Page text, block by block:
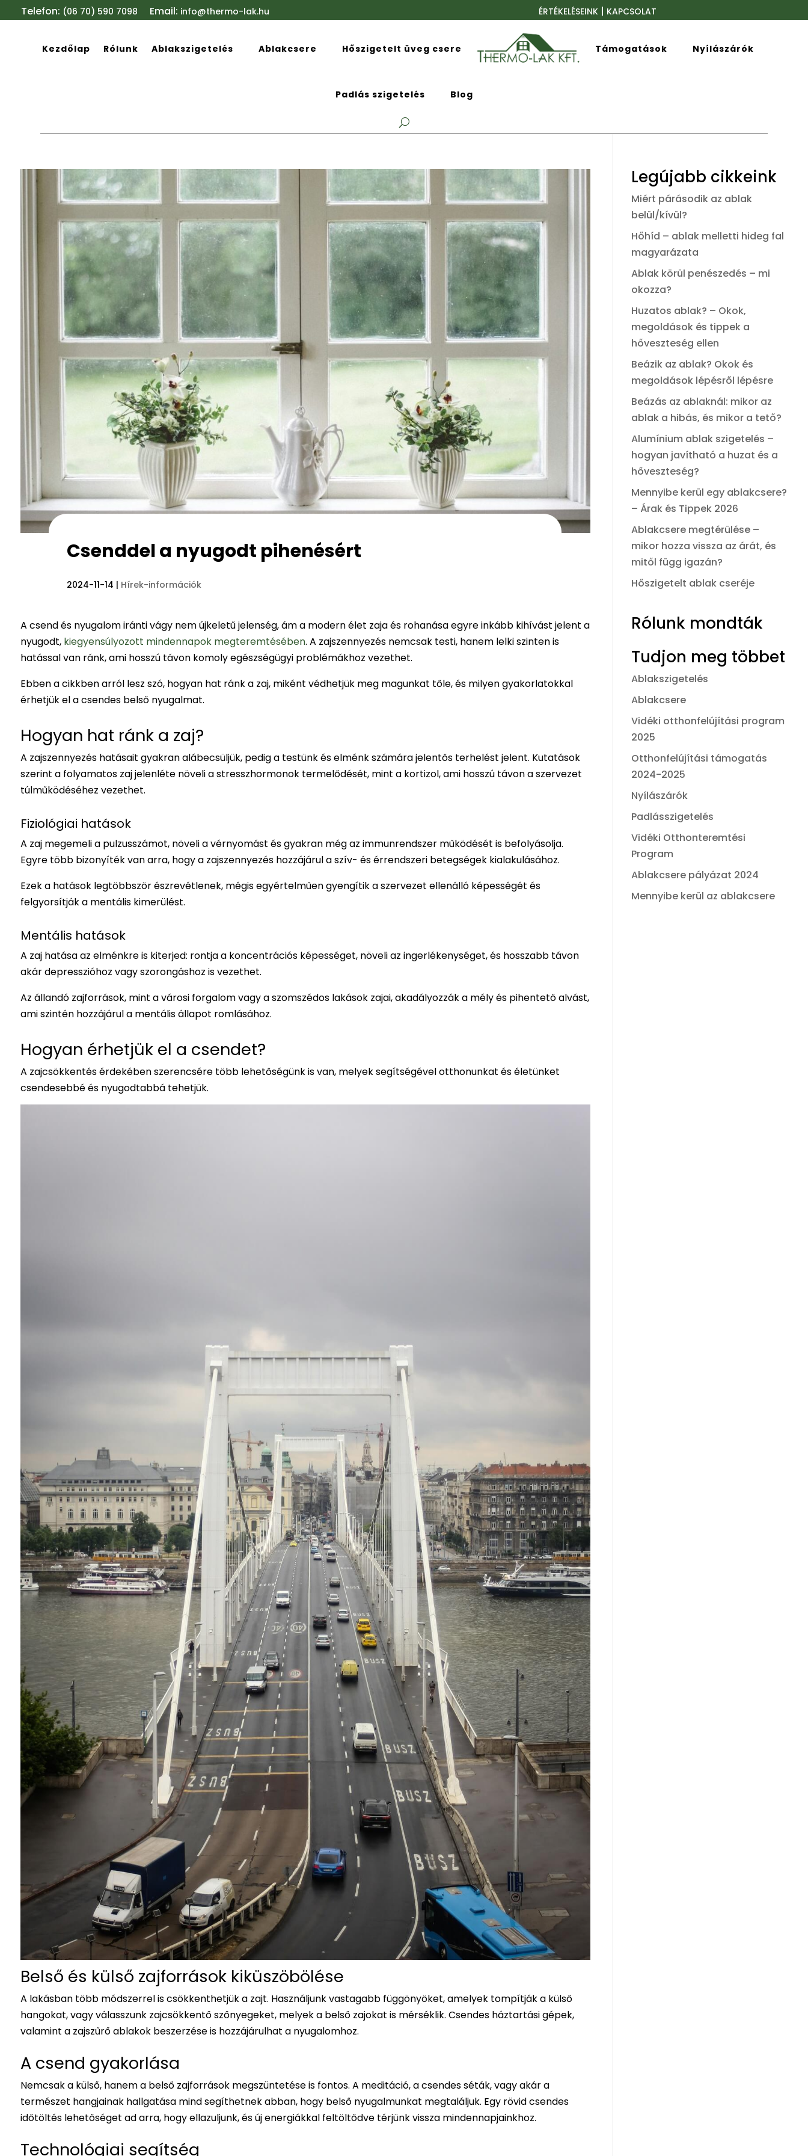
Telefon: (06 70) 590 7098 Email: info@thermo-lak.hu ÉRTÉKELÉSEINK| KAPCSOLAT
Kezdőlap Rólunk Ablakszigetelés Ablakcsere Hőszigetelt üveg csere Támogatások Nyílászárók
Padlás szigetelés Blog
Csenddel a nyugodt pihenésért
2024-11-14 | Hírek-információk
A csend és nyugalom iránti vágy nem újkeletű jelenség, ám a modern élet zaja és rohanása egyre inkább kihívást jelent a
nyugodt, kiegyensúlyozott mindennapok megteremtésében. A zajszennyezés nemcsak testi, hanem lelki szinten is
hatással van ránk, ami hosszú távon komoly egészségügyi problémákhoz vezethet.
Ebben a cikkben arról lesz szó, hogyan hat ránk a zaj, miként védhetjük meg magunkat tőle, és milyen gyakorlatokkal
érhetjük el a csendes belső nyugalmat.
Hogyan hat ránk a zaj?
A zajszennyezés hatásait gyakran alábecsüljük, pedig a testünk és elménk számára jelentős terhelést jelent. Kutatások
szerint a folyamatos zaj jelenléte növeli a stresszhormonok termelődését, mint a kortizol, ami hosszú távon a szervezet
túlműködéséhez vezethet.
Fiziológiai hatások
A zaj megemeli a pulzusszámot, növeli a vérnyomást és gyakran még az immunrendszer működését is befolyásolja.
Egyre több bizonyíték van arra, hogy a zajszennyezés hozzájárul a szív- és érrendszeri betegségek kialakulásához.
Ezek a hatások legtöbbször észrevétlenek, mégis egyértelműen gyengítik a szervezet ellenálló képességét és
felgyorsítják a mentális kimerülést.
Mentális hatások
A zaj hatása az elménkre is kiterjed: rontja a koncentrációs képességet, növeli az ingerlékenységet, és hosszabb távon
akár depresszióhoz vagy szorongáshoz is vezethet.
Az állandó zajforrások, mint a városi forgalom vagy a szomszédos lakások zajai, akadályozzák a mély és pihentető alvást,
ami szintén hozzájárul a mentális állapot romlásához.
Hogyan érhetjük el a csendet?
A zajcsökkentés érdekében szerencsére több lehetőségünk is van, melyek segítségével otthonunkat és életünket
csendesebbé és nyugodtabbá tehetjük.
Belső és külső zajforrások kiküszöbölése
A lakásban több módszerrel is csökkenthetjük a zajt. Használjunk vastagabb függönyöket, amelyek tompítják a külső
hangokat, vagy válasszunk zajcsökkentő szőnyegeket, melyek a belső zajokat is mérséklik. Csendes háztartási gépek,
valamint a zajszűrő ablakok beszerzése is hozzájárulhat a nyugalomhoz.
A csend gyakorlása
Nemcsak a külső, hanem a belső zajforrások megszüntetése is fontos. A meditáció, a csendes séták, vagy akár a
természet hangjainak hallgatása mind segíthetnek abban, hogy belső nyugalmunkat megtaláljuk. Egy rövid csendes
időtöltés lehetőséget ad arra, hogy ellazuljunk, és új energiákkal feltöltődve térjünk vissza mindennapjainkhoz.
Technológiai segítség
Legújabb cikkeink
Miért párásodik az ablak
belül/kívül?
Hőhíd – ablak melletti hideg fal
magyarázata
Ablak körül penészedés – mi
okozza?
Huzatos ablak? – Okok,
megoldások és tippek a
hőveszteség ellen
Beázik az ablak? Okok és
megoldások lépésről lépésre
Beázás az ablaknál: mikor az
ablak a hibás, és mikor a tető?
Alumínium ablak szigetelés –
hogyan javítható a huzat és a
hőveszteség?
Mennyibe kerül egy ablakcsere?
– Árak és Tippek 2026
Ablakcsere megtérülése –
mikor hozza vissza az árát, és
mitől függ igazán?
Hőszigetelt ablak cseréje
Rólunk mondták
Tudjon meg többet
Ablakszigetelés
Ablakcsere
Vidéki otthonfelújítási program
2025
Otthonfelújítási támogatás
2024-2025
Nyílászárók
Padlásszigetelés
Vidéki Otthonteremtési
Program
Ablakcsere pályázat 2024
Mennyibe kerül az ablakcsere